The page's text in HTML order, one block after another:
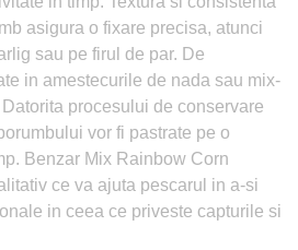
asigura o fixare precisa, atunci
sau pe firul de par. De
in amestecurile de nada sau mix-
procesului de conservare
vor fi pastrate pe o
Benzar Mix Rainbow Corn
ce va ajuta pescarul in a-si
in ceea ce priveste capturile si